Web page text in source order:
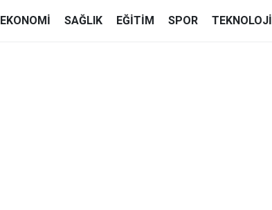
EKONOMI SAĞLIK EĞITIM SPOR TEKNOLOJI